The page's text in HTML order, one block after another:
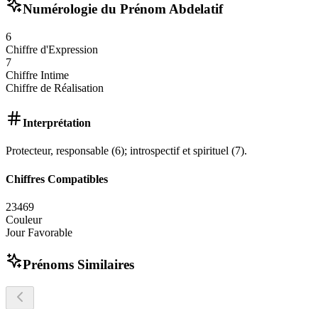
Numérologie du Prénom Abdelatif
6
Chiffre d'Expression
7
Chiffre Intime
Chiffre de Réalisation
Interprétation
Protecteur, responsable (6); introspectif et spirituel (7).
Chiffres Compatibles
23469
Couleur
Jour Favorable
Prénoms Similaires